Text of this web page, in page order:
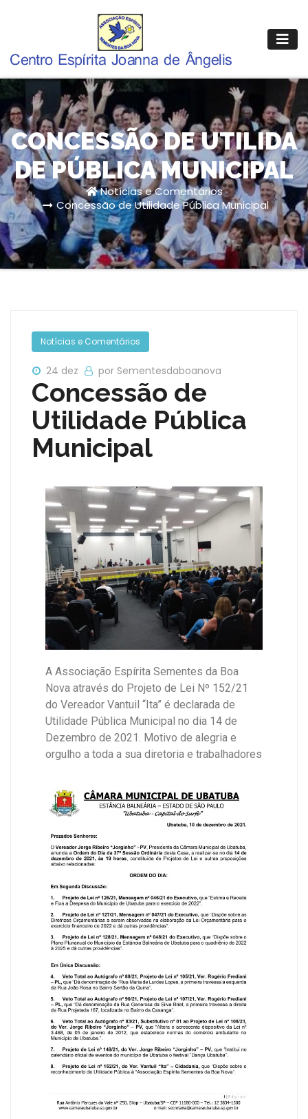
CONCESSÃO DE UTILIDA
DE PÚBLICA MUNICIPAL
Notícias e Comentários
Concessão de Utilidade Pública Municipal
Notícias e Comentários
24 dez por Sementesdaboanova
Concessão de
Utilidade Pública
Municipal
A Associação Espírita Sementes da Boa
Nova através do Projeto de Lei Nº 152/21
do Vereador Vantuil “Ita” é declarada de
Utilidade Pública Municipal no dia 14 de
Dezembro de 2021. Motivo de alegria e
orgulho a toda a sua diretoria e trabalhadores